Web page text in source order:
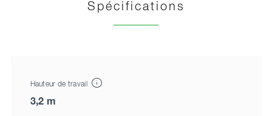
Spécifications
Hauteur de travail
3,2 m